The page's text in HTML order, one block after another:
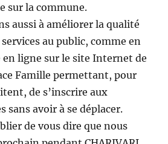
sur la commune.
aussi à améliorer la qualité
au public, comme en
ligne sur le site Internet de
Famille permettant, pour
de s’inscrire aux
sans avoir à se déplacer.
de vous dire que nous